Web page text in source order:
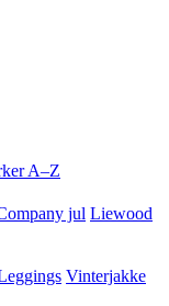
A–Z
jul Liewood
Vinterjakke